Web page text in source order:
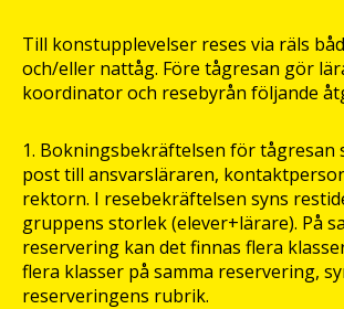
Till konstupplevelser reses via räls
och/eller nattåg. Före tågresan gör
koordinator och resebyrån följande
Bokningsbekräftelsen för tågresan
post till ansvarsläraren,
rektorn. I resebekräftelsen syns
gruppens storlek (elever+lärare). På
reservering kan det finnas flera
flera klasser på samma reservering,
reserveringens rubrik.